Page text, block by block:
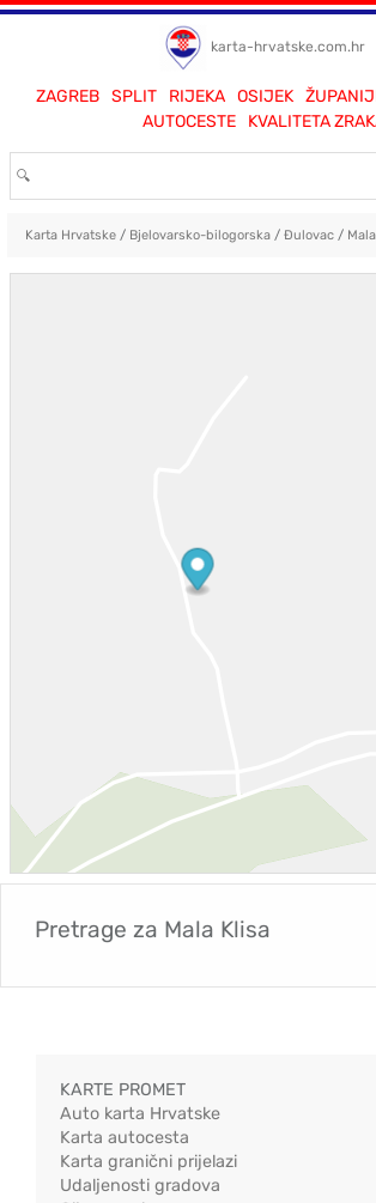
karta-hrvatske.com.hr
ZAGREB SPLIT RIJEKA OSIJEK
AUTOCESTE
KVALITETA
Karta Hrvatske/ Bjelovarsko-bilogorska/ Đulovac/
Pretrage za Mala Klisa
KARTE PROMET
Auto karta Hrvatske
Karta autocesta
Karta granični prijelazi
Udaljenosti gradova